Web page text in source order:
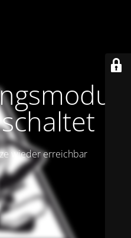
wieder erreichbar